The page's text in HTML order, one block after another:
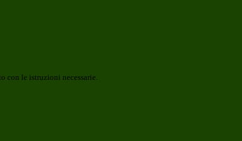
con le istruzioni necessarie.